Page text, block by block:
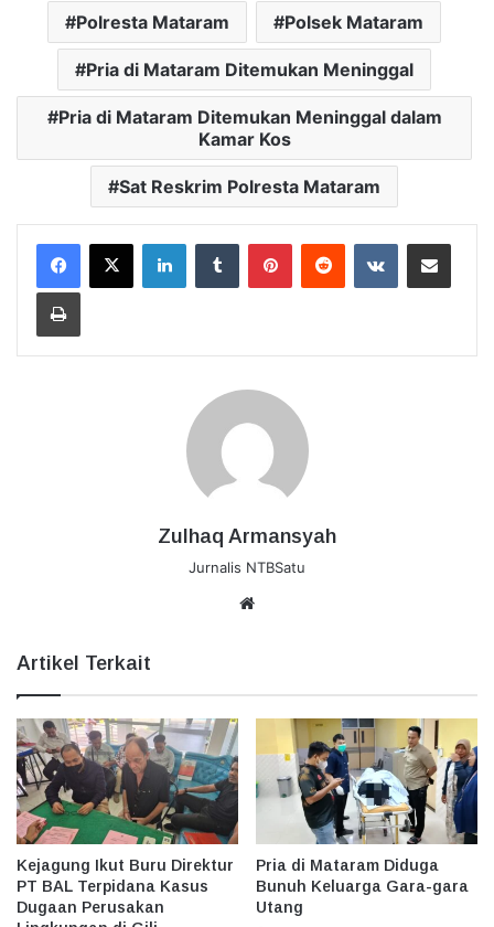
Polresta Mataram Polsek Mataram
Pria di Mataram Ditemukan Meninggal
Pria di Mataram Ditemukan Meninggal dalam
Kamar Kos
Sat Reskrim Polresta Mataram
LinkedInTumblr PinterestReddit VKontakteBagikan Lewat Email
Cetak
Zulhaq Armansyah
Jurnalis NTBSatu
Artikel Terkait
Kejagung Ikut Buru Direktur
PT BAL Terpidana Kasus
Dugaan Perusakan
Pria di Mataram Diduga
Bunuh Keluarga Gara-gara
Utang